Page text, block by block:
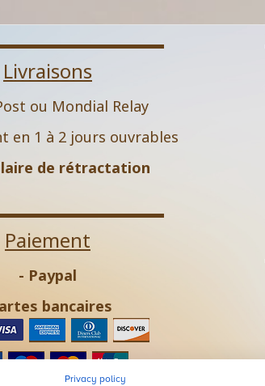
Livraisons
ou Mondial Relay
en 1 à 2 jours ouvrables
de rétractation
Paiement
- Paypal
bancaires
Privacy policy